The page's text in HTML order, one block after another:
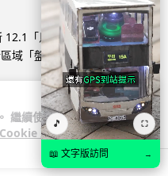
繼續使用
Cookie 政
12.1「烏拉特克的詛咒」將
域「盤蛇島」、地城「毒牙
🎵 ⛶
📖 文字版訪問 →